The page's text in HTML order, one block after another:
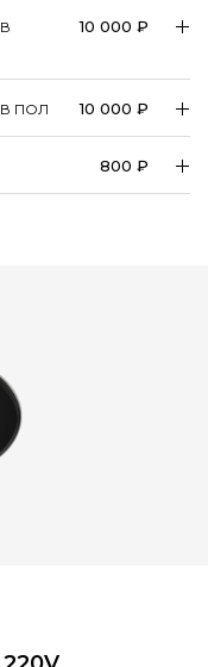
10 000 ₽
ПОЛ 10 000 ₽
800 ₽